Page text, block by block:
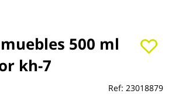
500 ml
kh-7
Ref: 23018879